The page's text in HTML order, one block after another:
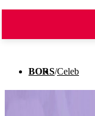
BORS/Celeb